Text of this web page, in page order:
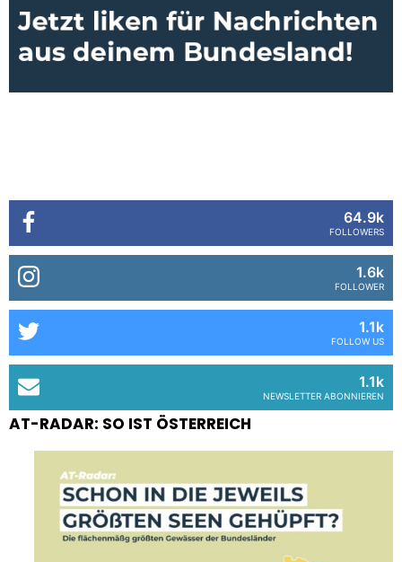
64.9k
FOLLOWERS
1.6k
FOLLOWER
1.1k
FOLLOW US
1.1k
NEWSLETTER ABONNIEREN
AT-RADAR: SO IST ÖSTERREICH